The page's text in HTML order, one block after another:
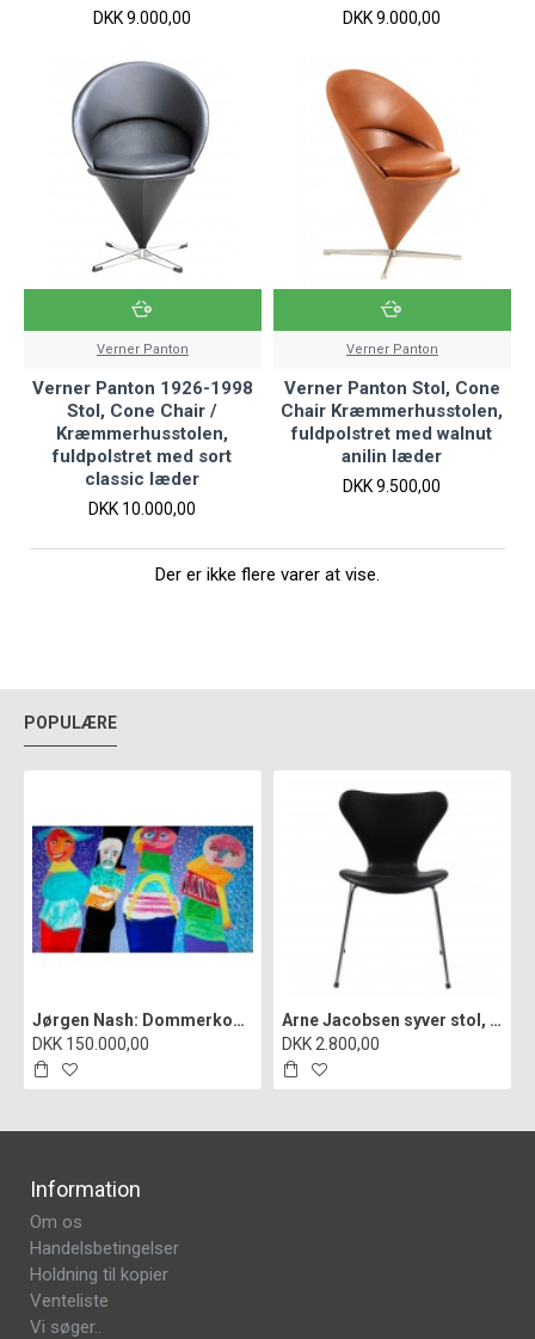
DKK 9.000,00 DKK 9.000,00
Verner Panton
Verner Panton 1926-1998
Stol, Cone Chair /
Kræmmerhusstolen,
fuldpolstret med sort
classic læder
DKK 10.000,00
Verner Panton
Verner Panton Stol, Cone
Chair Kræmmerhusstolen,
fuldpolstret med walnut
anilin læder
DKK 9.500,00
Der er ikke flere varer at vise.
POPULÆRE
Jørgen Nash: Dommerkomiteen i Statens hemmelige kunstfond", cd
DKK 150.000,00
Arne Jacobsen syver stol, 3107, nypolstret i sort classic læder
DKK 2.800,00
Information
Om os
Handelsbetingelser
Holdning til kopier
Venteliste
Vi søger..